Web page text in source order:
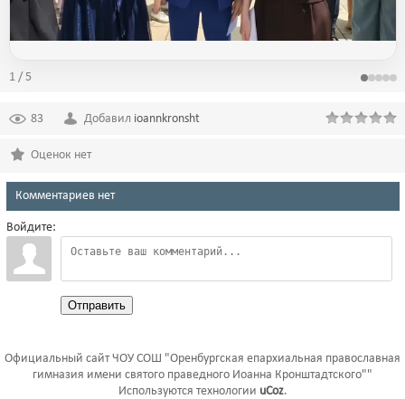
1 / 5
83 Добавил ioannkronsht
Оценок нет
Комментариев нет
Войдите:
Отправить
Официальный сайт ЧОУ СОШ "Оренбургская епархиальная православная
гимназия имени святого праведного Иоанна Кронштадтского""
Используются технологии uCoz.